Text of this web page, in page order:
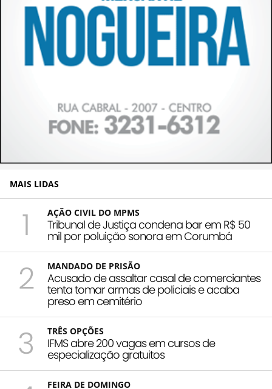
MAIS LIDAS
1 AÇÃO CIVIL DO MPMS
Tribunal de Justiça condena bar em R$ 50
mil por poluição sonora em Corumbá
2 MANDADO DE PRISÃO
Acusado de assaltar casal de comerciantes
tenta tomar armas de policiais e acaba
preso em cemitério
3 TRÊS OPÇÕES
IFMS abre 200 vagas em cursos de
especialização gratuitos
FEIRA DE DOMINGO